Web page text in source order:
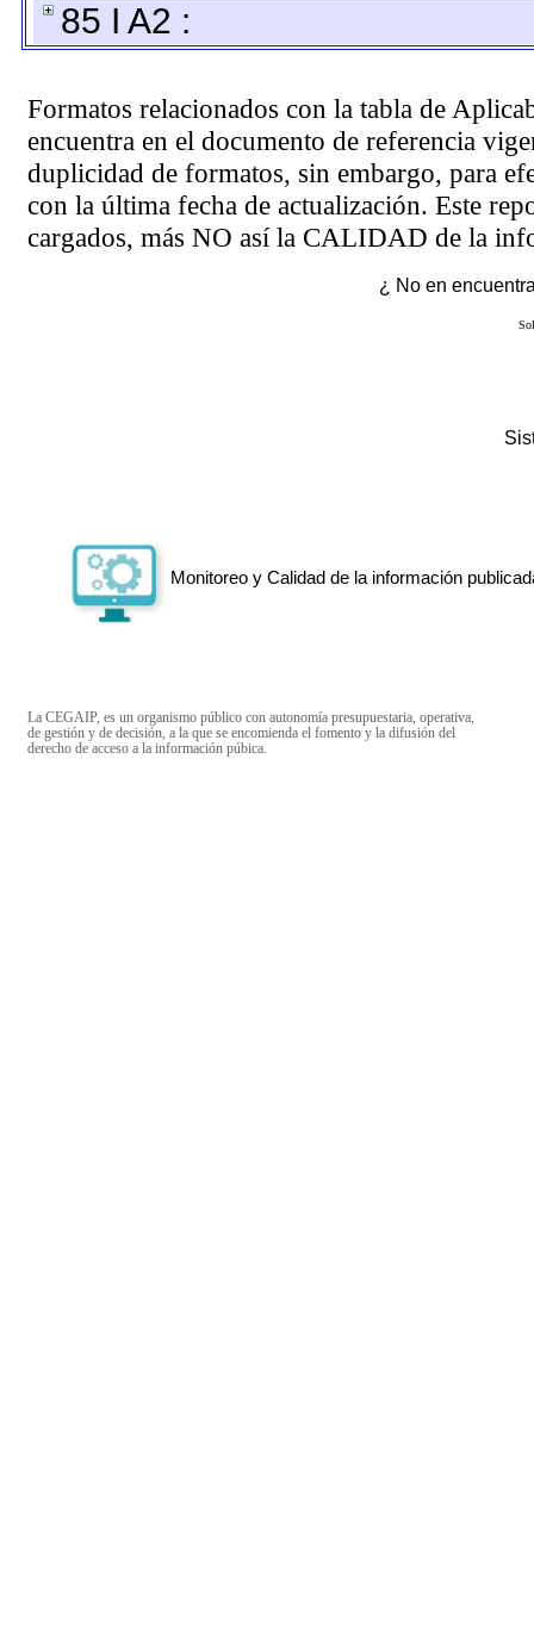
85 I A2 :
Formatos relacionados con la tabla de
encuentra en el documento de referencia
duplicidad de formatos, sin embargo, para
con la última fecha de actualización. Este
cargados, más NO así la CALIDAD de la
¿ No en
Monitoreo y Calidad de la información
La CEGAIP, es un organismo público con autonomía presupuestaria, operativa,
de gestión y de decisión, a la que se encomienda el fomento y la difusión del
derecho de acceso a la información púbica.